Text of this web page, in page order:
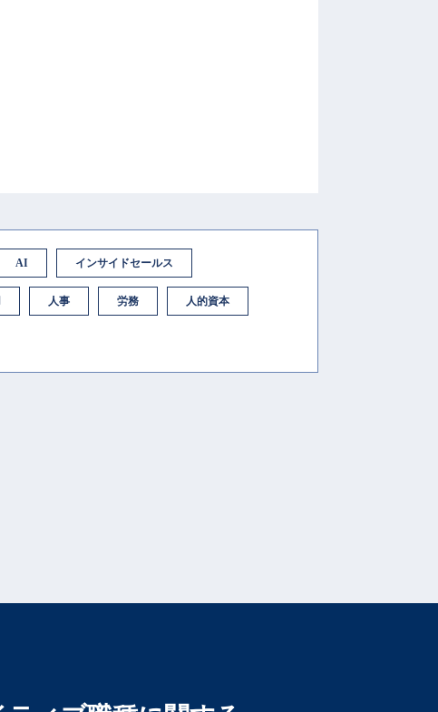
AI インサイドセールス
人事 労務 人的資本